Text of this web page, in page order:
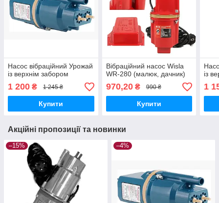
Насос вібраційний Урожай
із верхнім забором
1 200 ₴ 1 245 ₴
Купити
Вібраційний насос Wisla
WR-280 (малюк, дачник)
970,20₴ 990 ₴
Купити
із
1
Акційні пропозиції та новинки
–15% –4%